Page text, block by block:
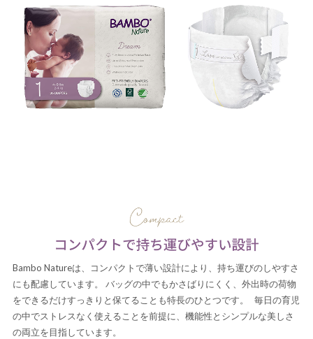
Bambo Natureは、コンパクトで薄い設計により、持ち運びのしやすさ
にも配慮しています。 バッグの中でもかさばりにくく、外出時の荷物
をできるだけすっきりと保てることも特長のひとつです。 毎日の育児
の中でストレスなく使えることを前提に、機能性とシンプルな美しさ
の両立を目指しています。